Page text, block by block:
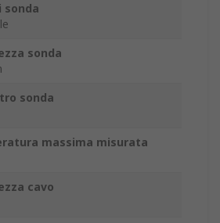
sonda
sonda
sonda
massima misurata
cavo